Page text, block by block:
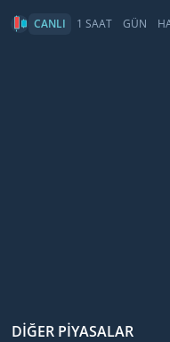
CANLI 1 SAAT GÜN
DİĞER PİYASALAR